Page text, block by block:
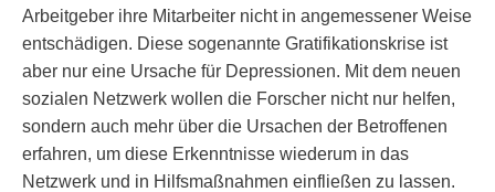
Arbeitgeber ihre Mitarbeiter nicht in angemessener Weise
entschädigen. Diese sogenannte Gratifikationskrise ist
aber nur eine Ursache für Depressionen. Mit dem neuen
sozialen Netzwerk wollen die Forscher nicht nur helfen,
sondern auch mehr über die Ursachen der Betroffenen
erfahren, um diese Erkenntnisse wiederum in das
Netzwerk und in Hilfsmaßnahmen einfließen zu lassen.